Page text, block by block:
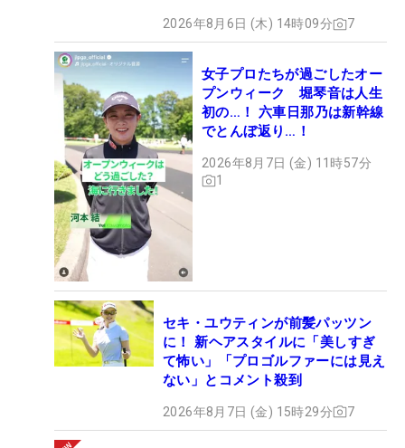
2026年8月6日 (木) 14時09分 7
女子プロたちが過ごしたオー
プンウィーク 堀琴音は人生
初の…！ 六車日那乃は新幹線
でとんぼ返り…！
2026年8月7日 (金) 11時57分
1
セキ・ユウティンが前髪パッツン
に！ 新ヘアスタイルに「美しすぎ
て怖い」「プロゴルファーには見え
ない」とコメント殺到
2026年8月7日 (金) 15時29分 7